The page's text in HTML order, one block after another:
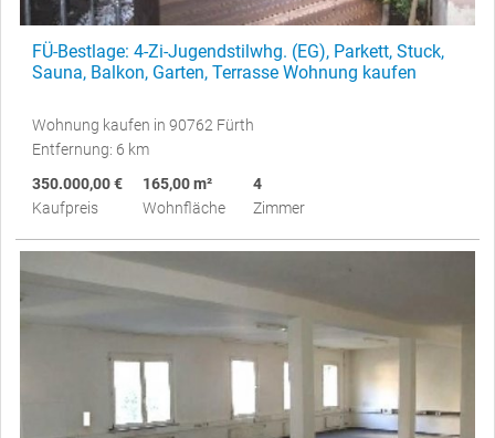
FÜ-Bestlage: 4-Zi-Jugendstilwhg. (EG), Parkett, Stuck,
Sauna, Balkon, Garten, Terrasse Wohnung kaufen
Wohnung kaufen in 90762 Fürth
Entfernung: 6 km
350.000,00 €
Kaufpreis
165,00 m²
Wohnfläche
4
Zimmer